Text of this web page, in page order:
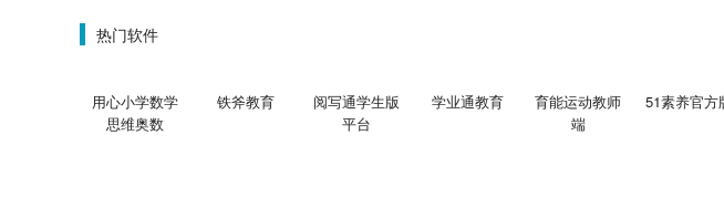
热门软件
用心小学数学
思维奥数
铁斧教育
阅写通学生版
平台
学业通教育
育能运动教师
端
51素养官方